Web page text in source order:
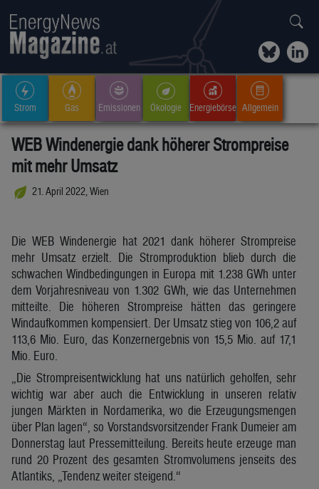
Strom Gas Emissionen Ökologie Energiebörse Allgemein
WEB Windenergie dank höherer Strompreise
mit mehr Umsatz
21. April 2022, Wien
Die WEB Windenergie hat 2021 dank höherer Strompreise
mehr Umsatz erzielt. Die Stromproduktion blieb durch die
schwachen Windbedingungen in Europa mit 1.238 GWh unter
dem Vorjahresniveau von 1.302 GWh, wie das Unternehmen
mitteilte. Die höheren Strompreise hätten das geringere
Windaufkommen kompensiert. Der Umsatz stieg von 106,2 auf
113,6 Mio. Euro, das Konzernergebnis von 15,5 Mio. auf 17,1
Mio. Euro.
„Die Strompreisentwicklung hat uns natürlich geholfen, sehr
wichtig war aber auch die Entwicklung in unseren relativ
jungen Märkten in Nordamerika, wo die Erzeugungsmengen
über Plan lagen“, so Vorstandsvorsitzender Frank Dumeier am
Donnerstag laut Pressemitteilung. Bereits heute erzeuge man
rund 20 Prozent des gesamten Stromvolumens jenseits des
Atlantiks, „Tendenz weiter steigend.“